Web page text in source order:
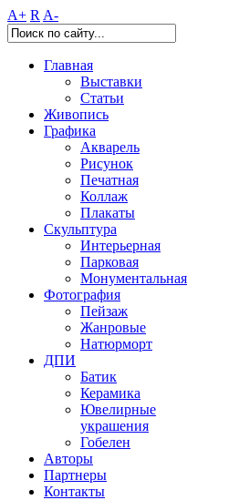
A+ R A-
Главная
Выставки
Статьи
Живопись
Графика
Акварель
Рисунок
Печатная
Коллаж
Плакаты
Скульптура
Интерьерная
Парковая
Монументальная
Фотография
Пейзаж
Жанровые
Натюрморт
ДПИ
Батик
Керамика
Ювелирные
украшения
Гобелен
Авторы
Партнеры
Контакты